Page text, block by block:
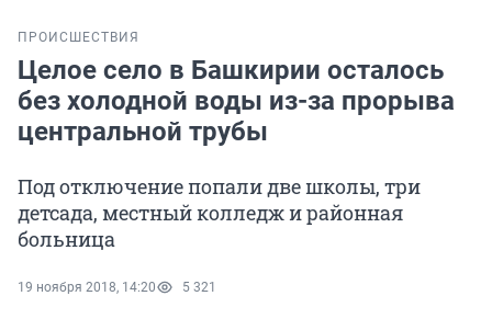
ПРОИСШЕСТВИЯ
Целое село в Башкирии осталось
без холодной воды из-за прорыва
центральной трубы
Под отключение попали две школы, три
детсада, местный колледж и районная
больница
19 ноября 2018, 14:20 5 321